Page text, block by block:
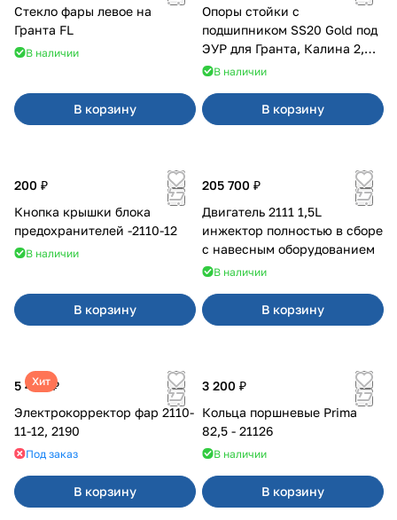
Стекло фары левое на
Гранта FL
В наличии
В корзину
Опоры стойки с
подшипником SS20 Gold под
ЭУР для Гранта, Калина 2,
Datsun
В наличии
В корзину
200 ₽
Кнопка крышки блока
предохранителей -2110-12
В наличии
В корзину
205 700 ₽
Двигатель 2111 1,5L
инжектор полностью в сборе
с навесным оборудованием
В наличии
В корзину
Хит
5 400 ₽
Электрокорректор фар 2110-
11-12, 2190
Под заказ
В корзину
3 200 ₽
Кольца поршневые Prima
82,5 - 21126
В наличии
В корзину